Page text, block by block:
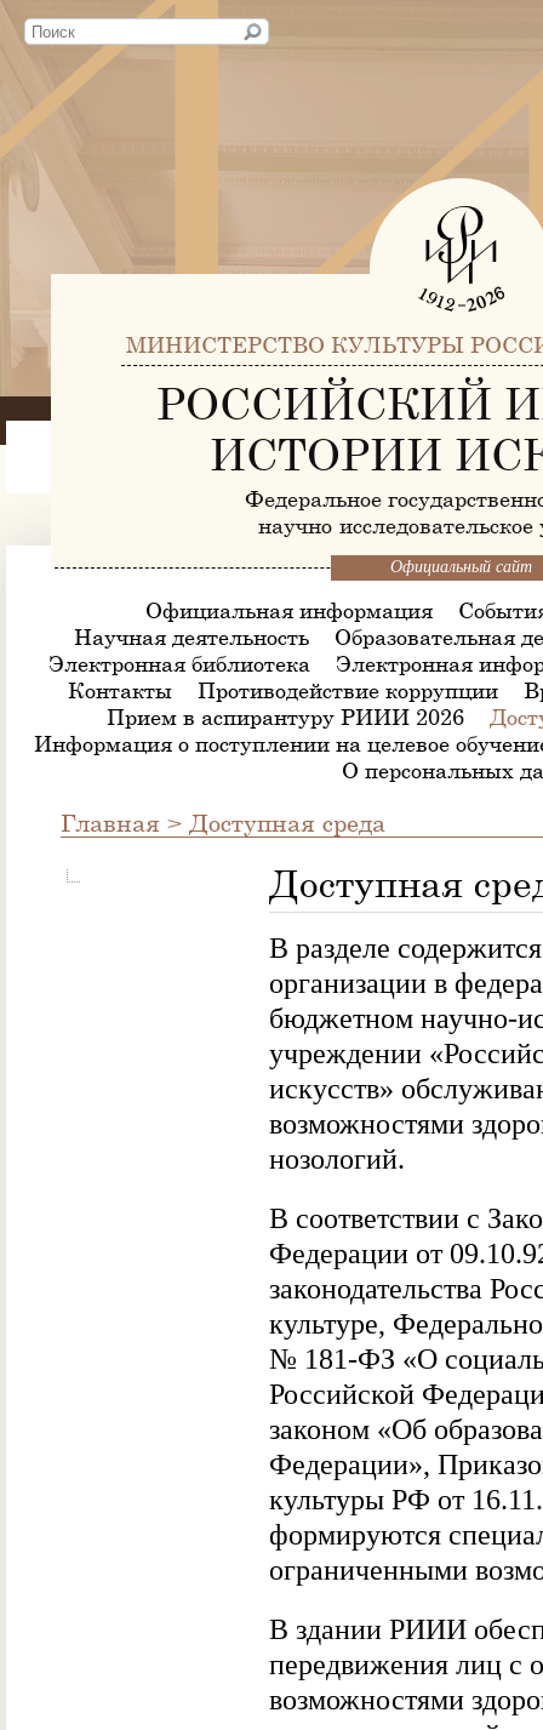
МИНИСТЕРСТВО КУЛЬТУРЫ
РОССИЙСКИЙ
ИСТОРИИ
Федеральное
научно-
Официальный сайт
Официальная информация
Научная деятельность
Образовательная
Электронная библиотека
Электронная
Контакты
Противодействие коррупции
Прием в аспирантуру РИИИ 2026
Информация о поступлении на целевое
О персональных
Главная > Доступная среда
Доступная
В разделе
организации в
бюджетном научно-
учреждении
искусств»
возможностями
нозологий.
В соответствии с
Федерации от
законодательства
культуре,
№ 181-ФЗ «О
Российской
законом «Об
Федерации»,
культуры РФ от
формируются
ограниченными
В здании РИИИ
передвижения лиц с
возможностями